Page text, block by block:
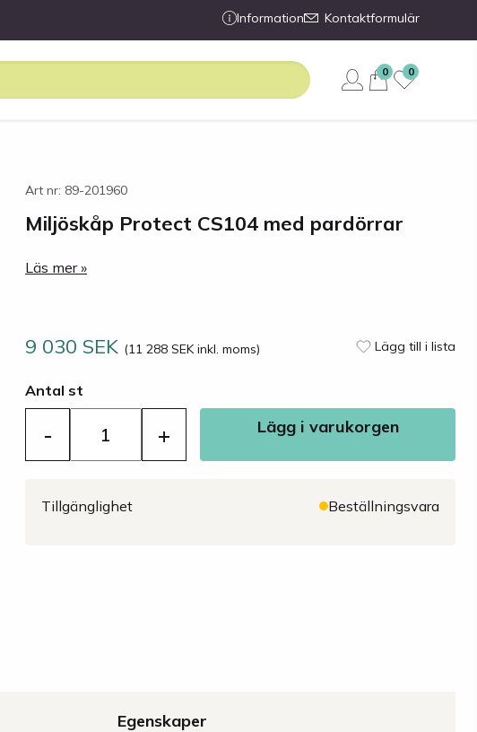
Information Kontaktformulär
0 0
Art nr: 89-201960
Miljöskåp Protect CS104 med pardörrar
Läs mer »
9 030 SEK (11 288 SEK inkl. moms) Lägg till i lista
Antal st
- + Lägg i varukorgen
Tillgänglighet Beställningsvara
Egenskaper